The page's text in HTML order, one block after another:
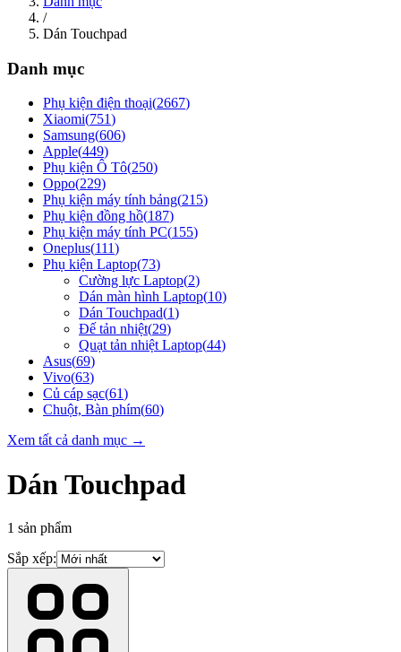
/
Dán Touchpad
Danh mục
Phụ kiện điện thoại(2667)
Xiaomi(751)
Samsung(606)
Apple(449)
Phụ kiện Ô Tô(250)
Oppo(229)
Phụ kiện máy tính bảng(215)
Phụ kiện đồng hồ(187)
Phụ kiện máy tính PC(155)
Oneplus(111)
Phụ kiện Laptop(73)
Cường lực Laptop(2)
Dán màn hình Laptop(10)
Dán Touchpad(1)
Đế tản nhiệt(29)
Quạt tản nhiệt Laptop(44)
Asus(69)
Vivo(63)
Củ cáp sạc(61)
Chuột, Bàn phím(60)
Xem tất cả danh mục →
Dán Touchpad
1 sản phẩm
Sắp xếp: